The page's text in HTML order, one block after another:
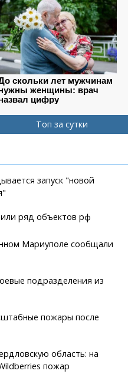
Топ за сутки
запуск "новой
ряд объектов рф
Мариуполе сообщали
подразделения из
пожары после
область: на
пожар